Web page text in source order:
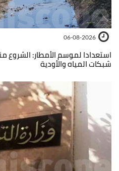
06-08-2026
استعدادا لموسم الأمطار: الشروع
شبكات المياه والأودية